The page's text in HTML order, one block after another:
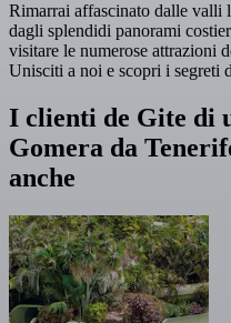
Rimarrai affascinato dalle valli
dagli splendidi panorami
visitare le numerose attrazioni
Unisciti a noi e scopri i segreti
I clienti de Gite di
Gomera da
anche